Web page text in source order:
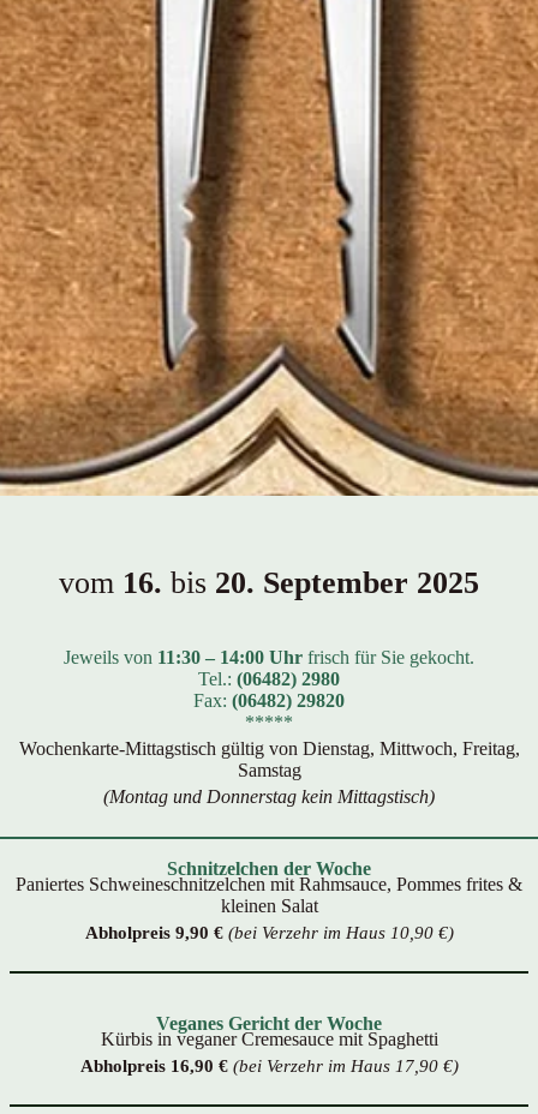
vom 16. bis 20. September 2025
Jeweils von 11:30 – 14:00 Uhr frisch für Sie gekocht.
Tel.: (06482) 2980
Fax: (06482) 29820
*****
Wochenkarte-Mittagstisch gültig von Dienstag, Mittwoch, Freitag,
Samstag
(Montag und Donnerstag kein Mittagstisch)
Schnitzelchen der Woche
Paniertes Schweineschnitzelchen mit Rahmsauce, Pommes frites &
kleinen Salat
Abholpreis 9,90 €(bei Verzehr im Haus 10,90 €)
Veganes Gericht der Woche
Kürbis in veganer Cremesauce mit Spaghetti
Abholpreis 16,90 €(bei Verzehr im Haus 17,90 €)